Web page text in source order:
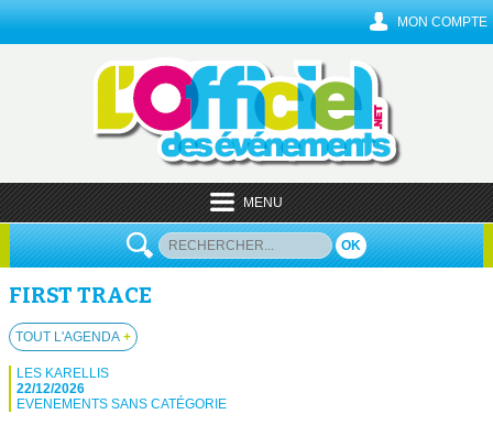
MON COMPTE
MENU
OK
FIRST TRACE
TOUT L'AGENDA +
LES KARELLIS
22/12/2026
EVENEMENTS SANS CATÉGORIE